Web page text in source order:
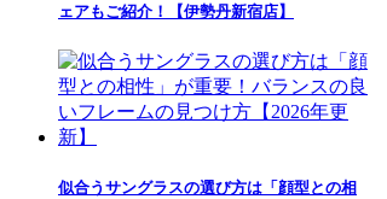
ェアもご紹介！【伊勢丹新宿店】
似合うサングラスの選び方は「顔型との相